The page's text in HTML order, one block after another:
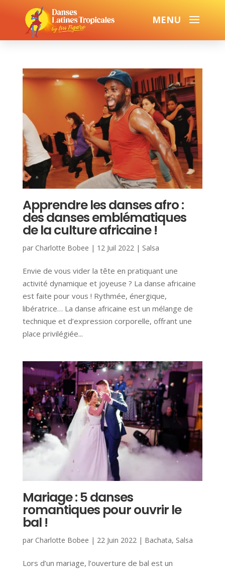
Apprendre les danses afro :
des danses emblématiques
de la culture africaine !
par Charlotte Bobee | 12 Juil 2022| Salsa
Envie de vous vider la tête en pratiquant une
activité dynamique et joyeuse ? La danse africaine
est faite pour vous ! Rythmée, énergique,
libératrice… La danse africaine est un mélange de
technique et d’expression corporelle, offrant une
place privilégiée...
Mariage : 5 danses
romantiques pour ouvrir le
bal !
par Charlotte Bobee | 22 Juin 2022| Bachata, Salsa
Lors d’un mariage, l’ouverture de bal est un